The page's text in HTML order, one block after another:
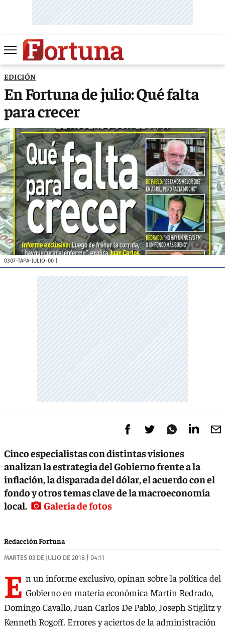
EDICIÓN
En Fortuna de julio: Qué falta
para crecer
0307-TAPA-JULIO-00
Cinco especialistas con distintas visiones
analizan la estrategia del Gobierno frente a la
inflación, la disparada del dólar, el acuerdo con el
fondo y otros temas clave de la macroeconomía
local.
Galería de fotos
Redacción Fortuna
MARTES 03 DE JULIO DE 2018 | 04:11
E n un informe exclusivo, opinan sobre la política del
Gobierno en materia económica Martín Redrado,
Domingo Cavallo, Juan Carlos De Pablo, Joseph Stiglitz y
Kenneth Rogoff. Errores y aciertos de la administración